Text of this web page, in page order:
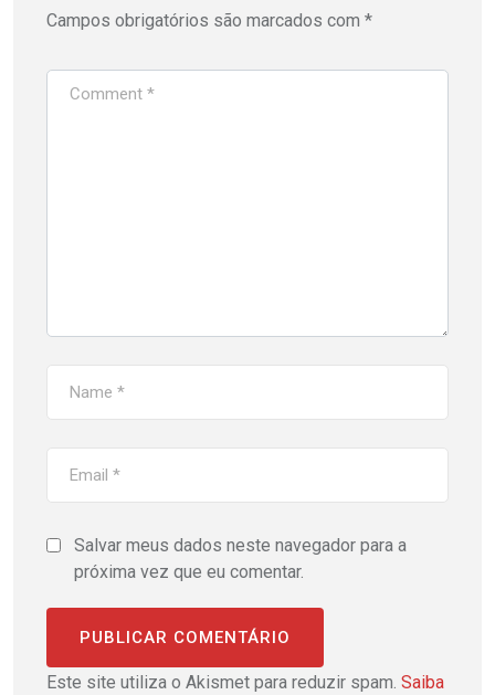
Campos obrigatórios são marcados com *
Salvar meus dados neste navegador para a
próxima vez que eu comentar.
Este site utiliza o Akismet para reduzir spam. Saiba